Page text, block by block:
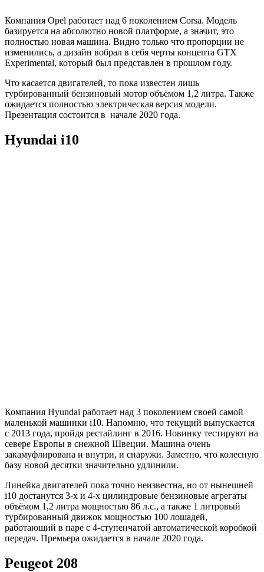
Компания Opel работает над 6 поколением Corsa. Модель
базируется на абсолютно новой платформе, а значит, это
полностью новая машина. Видно только что пропорции не
изменились, а дизайн вобрал в себя черты концепта GTX
Experimental, который был представлен в прошлом году.
Что касается двигателей, то пока известен лишь
турбированный бензиновый мотор объёмом 1,2 литра. Также
ожидается полностью электрическая версия модели.
Презентация состоится в начале 2020 года.
Hyundai i10
Компания Hyundai работает над 3 поколением своей самой
маленькой машинки i10. Напомню, что текущий выпускается
с 2013 года, пройдя рестайлинг в 2016. Новинку тестируют на
севере Европы в снежной Швеции. Машина очень
закамуфлирована и внутри, и снаружи. Заметно, что колесную
базу новой десятки значительно удлинили.
Линейка двигателей пока точно неизвестна, но от нынешней
i10 достанутся 3-х и 4-х цилиндровые бензиновые агрегаты
объёмом 1,2 литра мощностью 86 л.с., а также 1 литровый
турбированный движок мощностью 100 лошадей,
работающий в паре с 4-ступенчатой автоматической коробкой
передач. Премьера ожидается в начале 2020 года.
Peugeot 208